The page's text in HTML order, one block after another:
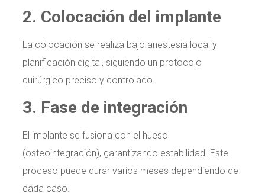
2. Colocación del implante
La colocación se realiza bajo anestesia local y
planificación digital, siguiendo un protocolo
quirúrgico preciso y controlado.
3. Fase de integración
El implante se fusiona con el hueso
(osteointegración), garantizando estabilidad. Este
proceso puede durar varios meses dependiendo de
cada caso.